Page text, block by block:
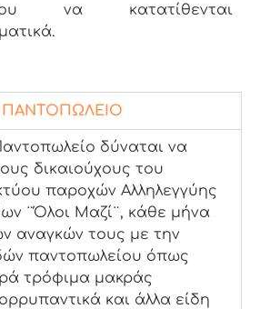
να κατατίθενται
ΠΑΝΤΟΠΩΛΕΙΟ
δύναται να
δικαιούχους του
παροχών Αλληλεγγύης
¨Όλοι Μαζί¨, κάθε μήνα
αναγκών τους με την
παντοπωλείου όπως
τρόφιμα μακράς
και άλλα είδη